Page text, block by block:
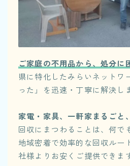
ご家庭の不用品から、処分に
県に特化したみらいネットワ
った」を迅速・丁寧に解決し
家電・家具、一軒家まるごと
回収にまつわることは、何で
地域密着で効率的な回収ルー
社様よりお安くご提供できま